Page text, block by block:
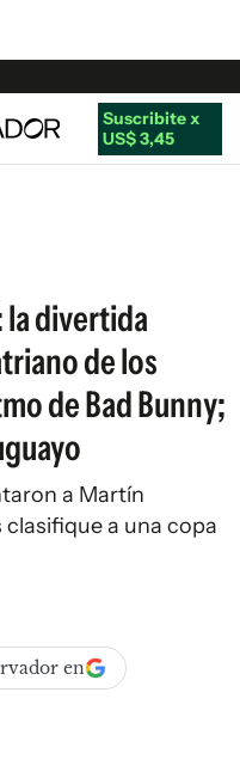
Suscribite x
US$ 3,45
la divertida
de los
de Bad Bunny;
a Martín
a una copa
en